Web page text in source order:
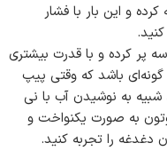
و این بار با فشار
پر کرده و با قدرت بیشتری
باشد که وقتی پیپ
شبیه به نوشیدن آب با نی
به صورت یکنواخت و
دغدغه را تجربه کنید.